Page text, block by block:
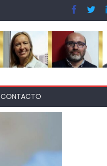
CONTACTO